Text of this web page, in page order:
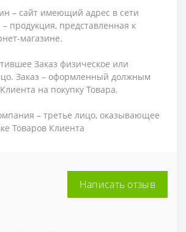
– сайт имеющий адрес в сети
продукция, представленная к
магазине.
Заказ физическое или
Заказ – оформленный должным
на покупку Товара.
– третье лицо, оказывающее
Товаров Клиента
Написать отзыв